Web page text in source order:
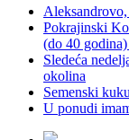
Pokrajinski
(do 40
Sledeća
okolina
Semenski
U ponudi